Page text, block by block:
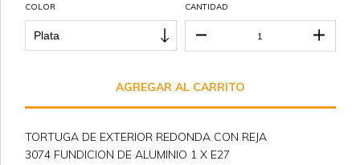
COLOR CANTIDAD
TORTUGA DE EXTERIOR REDONDA CON REJA
3074 FUNDICION DE ALUMINIO 1 X E27